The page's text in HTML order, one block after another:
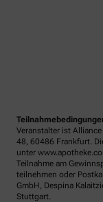
Veranstalter ist
48, 60486 Frankfurt.
unter
Teilnahme am
teilnehmen oder
GmbH, Despina
Stuttgart.